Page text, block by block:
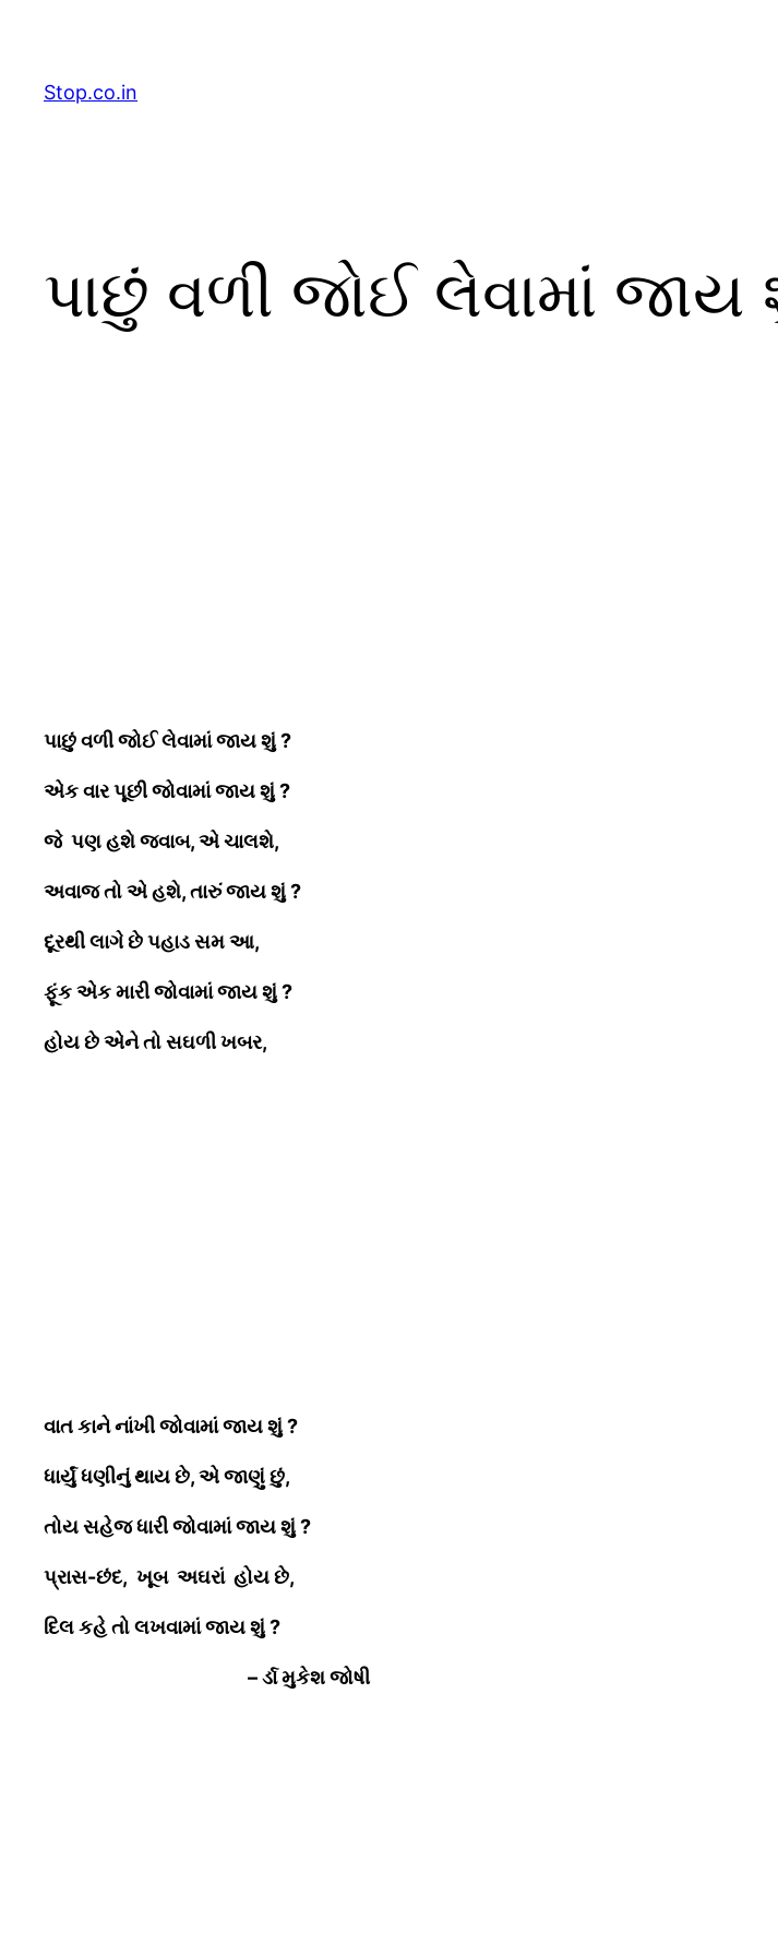
content
Stop.co.in
પાછું વળી જોઈ લેવામાં જાય
પાછું વળી જોઈ લેવામાં જાય શું?
એક વાર પૂછી જોવામાં જાય શું?
જે પણ હશે જવાબ, એ ચાલશે,
અવાજ તો એ હશે, તારું જાય શું?
દૂરથી લાગે છે પહાડ સમ આ,
ફૂંક એક મારી જોવામાં જાય શું?
હોય છે એને તો સઘળી ખબર,
વાત કાને નાંખી જોવામાં જાય શું?
ધાર્યું ધણીનું થાય છે, એ જાણું છું,
તોય સહેજ ધારી જોવામાં જાય શું?
પ્રાસ-છંદ, ખૂબ અઘરાં હોય છે,
દિલ કહે તો લખવામાં જાય શું?
– ર્ડા મુકેશ જોષી